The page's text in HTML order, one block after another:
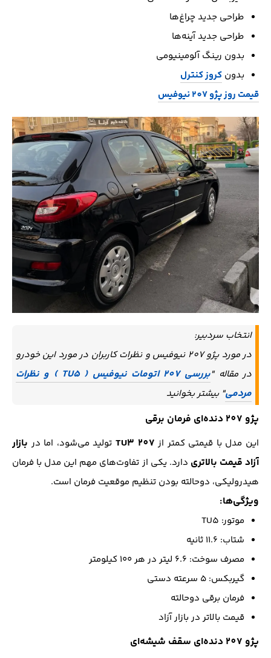
طراحی جدید چراغ‌ها
طراحی جدید آینه‌ها
بدون رینگ آلومینیومی
بدون کروز کنترل
قیمت روز پژو 207 نیوفیس
انتخاب سردبیر:
در مورد پژو 207 نیوفیس و نظرات کاربران در مورد این خودرو
در مقاله "
بررسی 207 اتومات نیوفیس ( TU5 ) و نظرات
مردمی" بیشتر بخوانید
پژو 207 دنده‌ای فرمان برقی
این مدل با قیمتی کمتر از207 TU3 تولید می‌شود، اما در بازار
آزاد قیمت بالاتری دارد. یکی از تفاوت‌های مهم این مدل با فرمان
هیدرولیکی، دوحالته بودن تنظیم موقعیت فرمان است.
ویژگی‌ها:
موتور: TU5
شتاب: ۱۱.۶ ثانیه
مصرف سوخت: ۶.۶ لیتر در هر ۱۰۰ کیلومتر
گیربکس: ۵ سرعته دستی
فرمان برقی دوحالته
قیمت بالاتر در بازار آزاد
پژو 207 دنده‌ای سقف شیشه‌ای